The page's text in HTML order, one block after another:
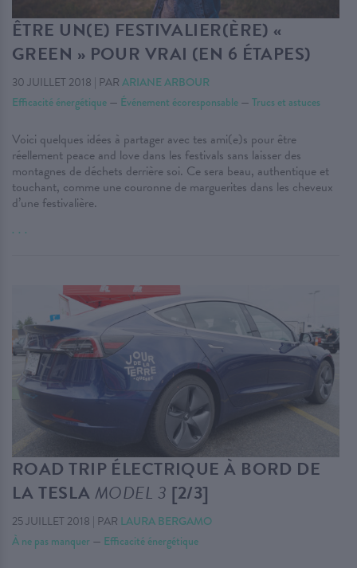
ÊTRE UN(E) FESTIVALIER(ÈRE) «
GREEN » POUR VRAI (EN 6 ÉTAPES)
30 JUILLET 2018 | PAR ARIANE ARBOUR
Efficacité énergétique — Événement écoresponsable — Trucs et astuces
Voici quelques idées à partager avec tes ami(e)s pour être
réellement peace and love dans les festivals sans laisser des
montagnes de déchets derrière soi. Ce sera beau, authentique et
touchant, comme une couronne de marguerites dans les cheveux
d’une festivalière.
. . .
ROAD TRIP ÉLECTRIQUE À BORD DE
LA TESLAMODEL 3 [2/3]
25 JUILLET 2018 | PAR LAURA BERGAMO
À ne pas manquer — Efficacité énergétique